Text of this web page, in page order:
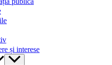
și interese